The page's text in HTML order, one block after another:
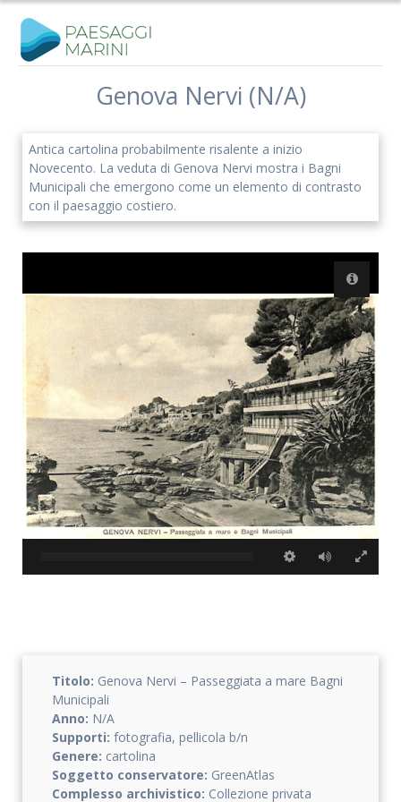
Iscriviti alla nostra newsletter
Rimani aggiornato sulle nostre iniziative e l'andamento del
nostro progetto di ricerca.
Accetto che i miei dati personali vengano registrati da questa
applicazione secondo la vostra normativa sulla privacy
Salta
Genova Nervi (N/A)
Antica cartolina probabilmente risalente a inizio
Novecento. La veduta di Genova Nervi mostra i Bagni
Municipali che emergono come un elemento di contrasto
con il paesaggio costiero.
Titolo: Genova Nervi – Passeggiata a mare Bagni
Municipali
Anno: N/A
Supporti: fotografia, pellicola b/n
Genere: cartolina
Soggetto conservatore: GreenAtlas
Complesso archivistico: Collezione privata